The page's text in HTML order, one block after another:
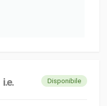
i.e. Disponibile